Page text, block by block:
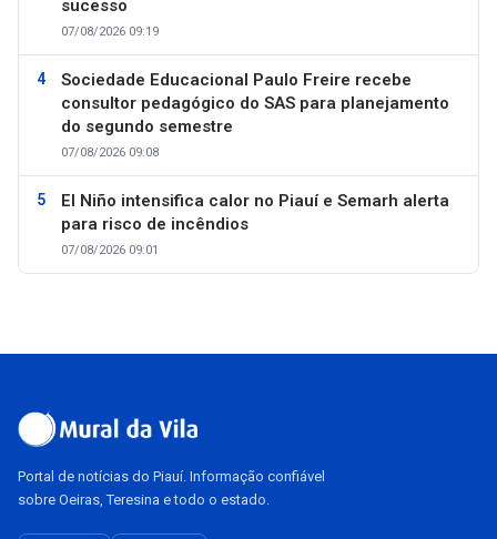
sucesso
07/08/2026 09:19
Sociedade Educacional Paulo Freire recebe
consultor pedagógico do SAS para planejamento
do segundo semestre
07/08/2026 09:08
El Niño intensifica calor no Piauí e Semarh alerta
para risco de incêndios
07/08/2026 09:01
Portal de notícias do Piauí. Informação confiável
sobre Oeiras, Teresina e todo o estado.